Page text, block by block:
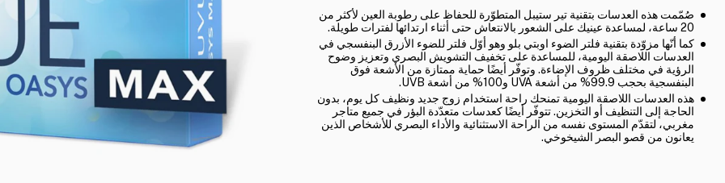
صُمّمت هذه العدسات بتقنية تير ستيبل المتطوّرة للحفاظ على رطوبة العين لأكثر من
20 ساعة، لمساعدة عينيك على الشعور بالانتعاش حتى أثناء ارتدائها لفترات طويلة.
كما أنّها مزوّدة بتقنية فلتر الضوء اوبتي بلو وهو أوّل فلتر للضوء الأزرق البنفسجي في
العدسات اللاصقة اليومية، للمساعدة على تخفيف التشويش البصري وتعزيز وضوح
الرؤية في مختلف ظروف الإضاءة. وتوفّر أيضًا حماية ممتازة من الأشعة فوق
البنفسجية بحجب 99.9% من أشعة UVA و100% من أشعة UVB.
هذه العدسات اللاصقة اليومية تمنحك راحة استخدام زوج جديد ونظيف كل يوم، بدون
الحاجة إلى التنظيف أو التخزين. تتوفّر أيضًا كعدسات متعدّدة البؤر في جميع متاجر
مغربي، لتقدّم المستوى نفسه من الراحة الاستثنائية والأداء البصري للأشخاص الذين
يعانون من قصو البصر الشيخوخي.